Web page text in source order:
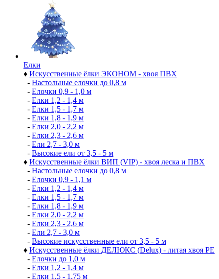
Елки
♦ Искусственные ёлки ЭКОНОМ - хвоя ПВХ
- Настольные елочки до 0,8 м
- Елочки 0,9 - 1,0 м
- Елки 1,2 - 1,4 м
- Елки 1,5 - 1,7 м
- Елки 1,8 - 1,9 м
- Елки 2,0 - 2,2 м
- Елки 2,3 - 2,6 м
- Ели 2,7 - 3,0 м
- Высокие ели от 3,5 - 5 м
♦ Искусственные ёлки ВИП (VIP) - хвоя леска и ПВХ
- Настольные елочки до 0,8 м
- Елочки 0,9 - 1,1 м
- Елки 1,2 - 1,4 м
- Елки 1,5 - 1,7 м
- Елки 1,8 - 1,9 м
- Елки 2,0 - 2,2 м
- Елки 2,3 - 2,6 м
- Ели 2,7 - 3,0 м
- Высокие искусственные ели от 3,5 - 5 м
♦ Искусственные ёлки ДЕЛЮКС (Delux) - литая хвоя РЕ
- Елочки до 1,0 м
- Елки 1,2 - 1,4 м
- Елки 1,5 - 1,75 м